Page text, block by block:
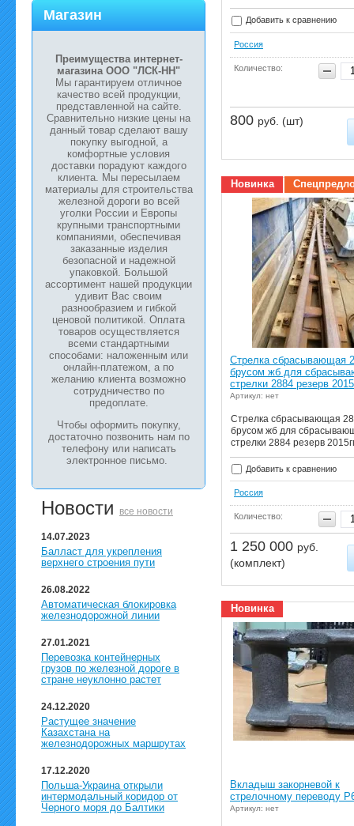
Магазин
Преимущества интернет-
магазина ООО "ЛСК-НН"
Мы гарантируем отличное
качество всей продукции,
представленной на сайте.
Сравнительно низкие цены на
данный товар сделают вашу
покупку выгодной, а
комфортные условия
доставки порадуют каждого
клиента. Мы пересылаем
материалы для строительства
железной дороги во всей
уголки России и Европы
крупными транспортными
компаниями, обеспечивая
заказанные изделия
безопасной и надежной
упаковкой. Большой
ассортимент нашей продукции
удивит Вас своим
разнообразием и гибкой
ценовой политикой. Оплата
товаров осуществляется
всеми стандартными
способами: наложенным или
онлайн-платежом, а по
желанию клиента возможно
сотрудничество по
предоплате.
Чтобы оформить покупку,
достаточно позвонить нам по
телефону или написать
электронное письмо.
Новости все новости
14.07.2023
Балласт для укрепления
верхнего строения пути
26.08.2022
Автоматическая блокировка
железнодорожной линии
27.01.2021
Перевозка контейнерных
грузов по железной дороге в
стране неуклонно растет
24.12.2020
Растущее значение
Казахстана на
железнодорожных маршрутах
17.12.2020
Польша-Украина открыли
интермодальный коридор от
Черного моря до Балтики
Добавить к сравнению
Россия
Количество:
800 руб. (шт)
Новинка
Стрелка сбрасывающая
брусом жб для
стрелки 2884 резерв
Артикул: нет
Стрелка сбрасывающая
брусом жб для
стрелки 2884 резерв
Добавить к сравнению
Россия
Количество:
1 250 000 руб.
(комплект)
Новинка
Вкладыш закорневой к
стрелочному переводу
Артикул: нет